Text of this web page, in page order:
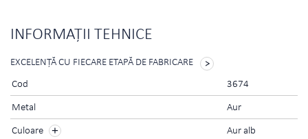
INFORMAŢII TEHNICE
EXCELENŢĂ CU FIECARE ETAPĂ DE FABRICARE
Cod 3674
Metal Aur
Culoare Aur alb